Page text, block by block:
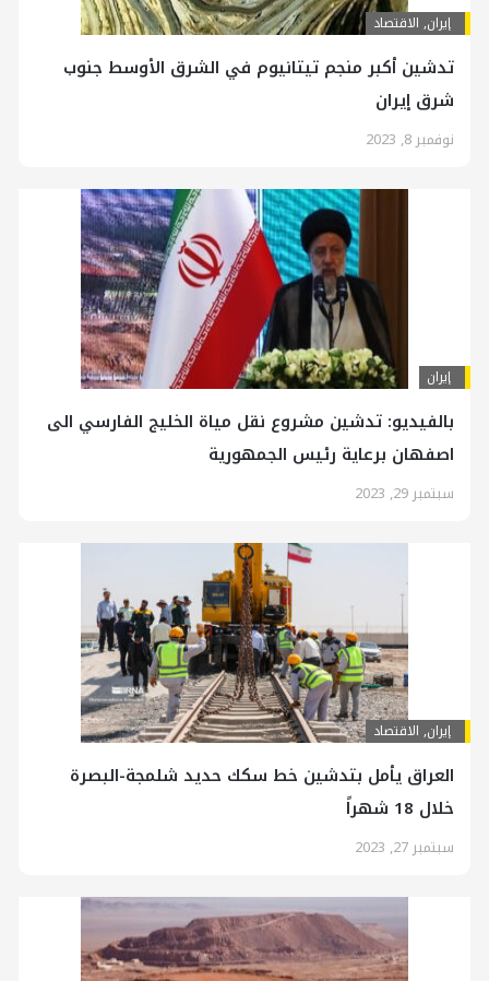
إيران, الاقتصاد
تدشين أكبر منجم تيتانيوم في الشرق الأوسط جنوب
شرق إيران
نوفمبر 8, 2023
إيران
بالفيديو: تدشين مشروع نقل مياة الخليج الفارسي الى
اصفهان برعاية رئيس الجمهورية
سبتمبر 29, 2023
إيران, الاقتصاد
العراق يأمل بتدشين خط سكك حديد شلمجة-البصرة
خلال 18 شهراً
سبتمبر 27, 2023